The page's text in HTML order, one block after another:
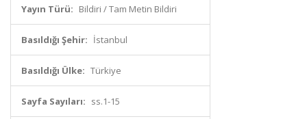
Yayın Türü: Bildiri / Tam Metin Bildiri
Basıldığı Şehir: İstanbul
Basıldığı Ülke: Türkiye
Sayfa Sayıları: ss.1-15